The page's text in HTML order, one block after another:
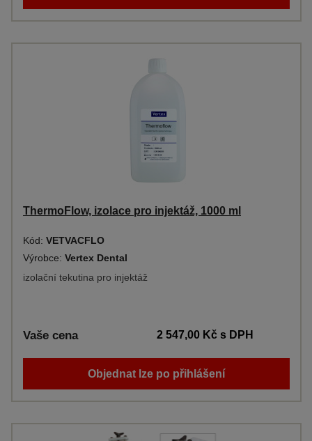
ThermoFlow, izolace pro injektáž, 1000 ml
Kód: VETVACFLO
Výrobce: Vertex Dental
izolační tekutina pro injektáž
Vaše cena 2 547,00 Kčs DPH
Objednat lze po přihlášení